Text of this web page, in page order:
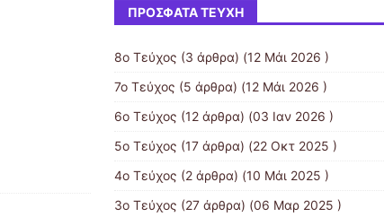
ΠΡΌΣΦΑΤΑ ΤΕΎΧΗ
8ο Τεύχος (3 άρθρα) (12 Μάι 2026 )
7o Τεύχος (5 άρθρα) (12 Μάι 2026 )
6ο Τεύχος (12 άρθρα) (03 Ιαν 2026 )
5ο Τεύχος (17 άρθρα) (22 Οκτ 2025 )
4o Τεύχος (2 άρθρα) (10 Μάι 2025 )
3ο Τεύχος (27 άρθρα) (06 Μαρ 2025 )